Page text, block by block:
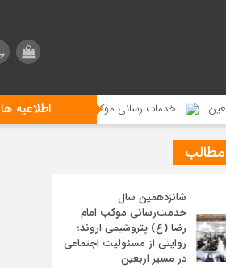
اطلاعیه ها
خدمات رسانی موکب محبان الرضای شهرداری منطقه ۴ در مسیر مشایه
شانزدهمین سال
خدمت‌رسانی موکب امام
رضا (ع) پتروشیمی اروند؛
روایتی از مسئولیت اجتماعی
در مسیر اربعین